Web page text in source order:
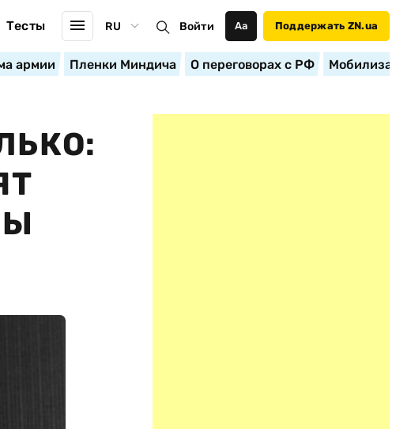
Тесты RU Войти Аа Поддержать ZN.ua
армии Пленки Миндича О переговорах с РФ